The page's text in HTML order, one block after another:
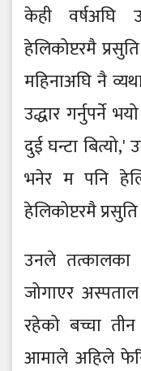
केही वर्षअघि
हेलिकोप्टरमै
महिनाअघि नै
उद्धार गर्नुपर्ने
दुई घन्टा बित्यो,'
भनेर म पनि
हेलिकोप्टरमै
उनले तत्कालका
जोगाएर अस्पताल
रहेको बच्चा
आमाले अहिले